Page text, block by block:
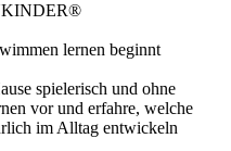
lernen beginnt
spielerisch und ohne
vor und erfahre, welche
im Alltag entwickeln